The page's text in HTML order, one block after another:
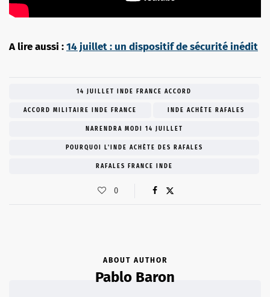
A lire aussi :14 juillet : un dispositif de sécurité inédit
14 JUILLET INDE FRANCE ACCORD
ACCORD MILITAIRE INDE FRANCE INDE ACHÈTE RAFALES
NARENDRA MODI 14 JUILLET
POURQUOI L'INDE ACHÈTE DES RAFALES
RAFALES FRANCE INDE
0
ABOUT AUTHOR
Pablo Baron